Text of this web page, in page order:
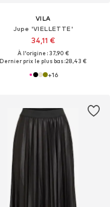
VILA
Jupe 'VIELLETTE'
34,11 €
À l'origine : 37,90 €
Dernier prix le plus bas :28,43 €
+16